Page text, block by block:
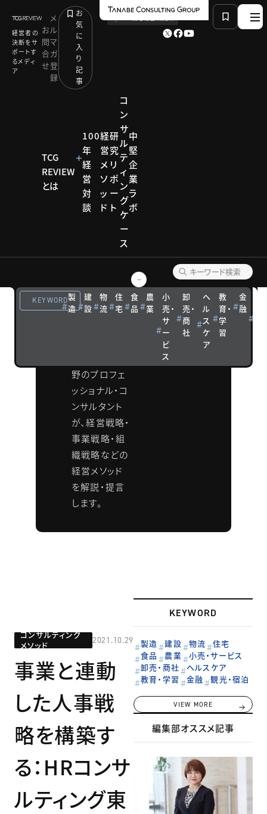
経営者の
決断をサ
ポートす
るメディ
ア
お
問
合
せ
メ
ル
マ
ガ
登
録
お
気
に
入
り
記
事
TCG
REVIEW
とは
100
年
経
営
対
談
経
営
メ
ソ
ッ
ド
研
究
リ
ポ
ー
ト
コ
ン
サ
ル
テ
ィ
ン
グ
ケ
ー
ス
中
堅
企
業
ラ
ボ
KEYWORD製
造
建
設
物
流
住
宅
食
品
農
業
小
売・
サ
ー
ビ
ス
卸
売・
商
社
ヘ
ル
ス
ケ
ア
教
育・
学
習
金
融
コンサルティング メソッド
事業と連動した人事戦略を構築する：HRコンサルティ
ング東京本部
コンサルティ
ング メソッド
ルティ
ソッド
野のプロフェ
ッショナル・コ
ンサルタント
が、経営戦略・
事業戦略・組
織戦略などの
経営メソッド
を解説・提言
します。
コンサルティング
メソッド
2021.10.29
事業と連動
した人事戦
略を構築す
る：HRコンサ
ルティング東
KEYWORD
製造 建設 物流
住宅
食品
農業
小売・サービス
卸売・商社
ヘルスケア
教育・学習
金融 観光・宿泊
VIEW MORE
編集部オススメ記事